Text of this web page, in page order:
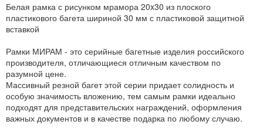
Белая рамка с рисунком мрамора 20x30 из плоского
пластикового багета шириной 30 мм с пластиковой защитной
вставкой
Рамки МИРАМ - это серийные багетные изделия российского
производителя, отличающиеся отличным качеством по
разумной цене.
Массивный резной багет этой серии придает солидность и
особую значимость вложению, тем самым рамки идеально
подходят для представительских награждений, оформления
важных документов и в качестве подарка по любому случаю.